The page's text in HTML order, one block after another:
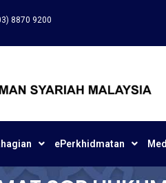
8870 9200
ePerkhidmatan